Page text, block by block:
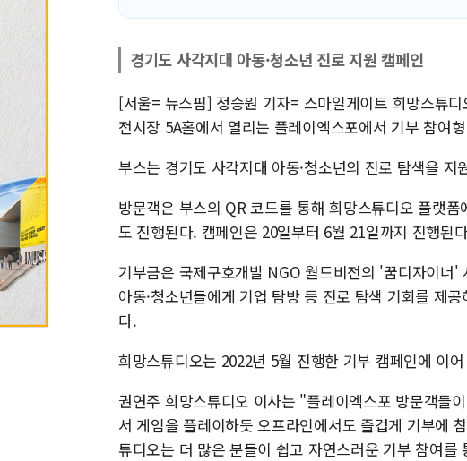
경기도 사각지대 아동·청소년 진로 지원 캠페인
[서울= 뉴스핌] 정승원 기자= 스마일게이트 희망스튜
전시장 5A홀에서 열리는 플레이엑스포에서 기부 참여
부스는 경기도 사각지대 아동·청소년의 진로 탐색을
방문객은 부스의 QR 코드를 통해 희망스튜디오 플랫
도 진행된다. 캠페인은 20일부터 6월 21일까지 진행된
기부금은 국제구호개발 NGO 월드비전의 '꿈디자이너
아동·청소년들에게 기업 탐방 등 진로 탐색 기회를 제
다.
희망스튜디오는 2022년 5월 진행한 기부 캠페인에 이
권연주 희망스튜디오 이사는 "플레이엑스포 방문객들
서 게임을 플레이하듯 오프라인에서도 즐겁게 기부에
튜디오는 더 많은 분들이 쉽고 자연스러운 기부 참여